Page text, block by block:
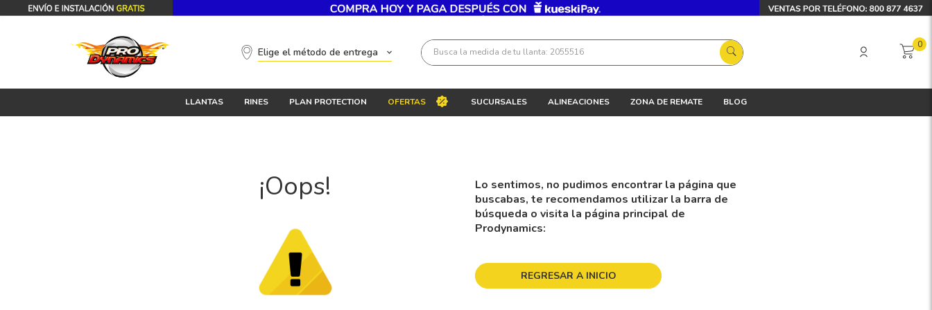
Elige el método de entrega Busca la medida de tu llanta: 2055516 0
LLANTAS RINES PLAN PROTECTION OFERTAS SUCURSALES ALINEACIONES ZONA DE REMATE BLOG
¡Oops!
Lo sentimos, no pudimos encontrar la página que
buscabas, te recomendamos utilizar la barra de
búsqueda o visita la página principal de
Prodynamics:
REGRESAR A INICIO
Términos más buscados